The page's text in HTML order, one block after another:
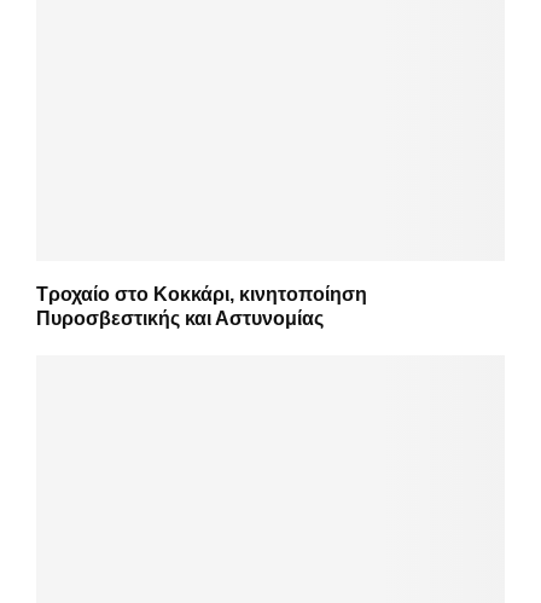
Τροχαίο στο Κοκκάρι, κινητοποίηση
Πυροσβεστικής και Αστυνομίας